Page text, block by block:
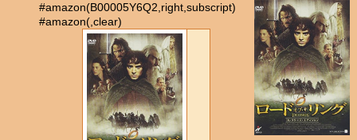
#amazon(B00005Y6Q2,right,subscript)
#amazon(,clear)